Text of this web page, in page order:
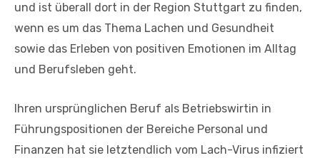
und ist überall dort in der Region Stuttgart zu finden,
wenn es um das Thema Lachen und Gesundheit
sowie das Erleben von positiven Emotionen im Alltag
und Berufsleben geht.
Ihren ursprünglichen Beruf als Betriebswirtin in
Führungspositionen der Bereiche Personal und
Finanzen hat sie letztendlich vom Lach-Virus infiziert